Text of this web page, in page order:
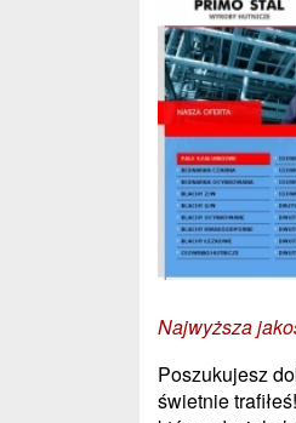
Najwyższa
Poszukujesz
świetnie